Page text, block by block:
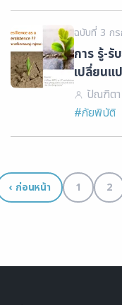
ฉบับที่ 3 ก
การ รู้-รั
เปลี่ยนแ
ปัณฑิต
#ภัยพิบัติ
‹ ก่อนหน้า 1 2